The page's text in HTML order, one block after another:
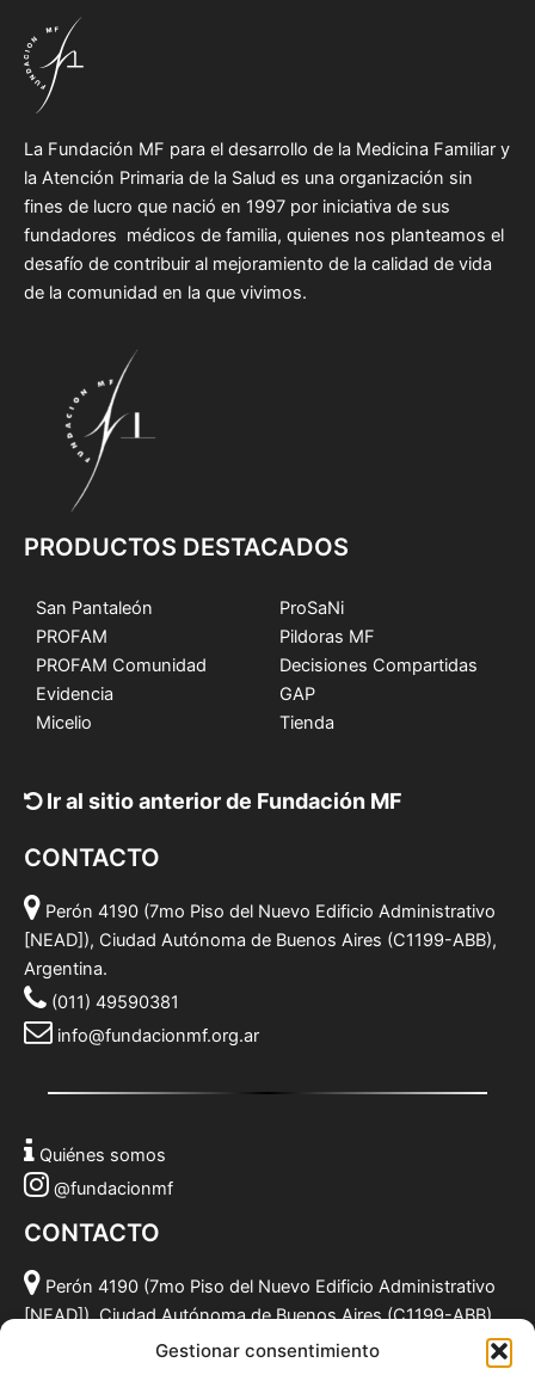
Gestionar consentimiento
La Fundación MF para el desarrollo de la Medicina Familiar y
la Atención Primaria de la Salud es una organización sin
fines de lucro que nació en 1997 por iniciativa de sus
fundadores médicos de familia, quienes nos planteamos el
desafío de contribuir al mejoramiento de la calidad de vida
de la comunidad en la que vivimos.
PRODUCTOS DESTACADOS
San Pantaleón
PROFAM
PROFAM Comunidad
Evidencia
Micelio
ProSaNi
Pildoras MF
Decisiones Compartidas
GAP
Tienda
Ir al sitio anterior de Fundación MF
CONTACTO
Perón 4190 (7mo Piso del Nuevo Edificio Administrativo
[NEAD]), Ciudad Autónoma de Buenos Aires (C1199-ABB),
Argentina.
(011) 49590381
info@fundacionmf.org.ar
Quiénes somos
@fundacionmf
CONTACTO
Perón 4190 (7mo Piso del Nuevo Edificio Administrativo
[NEAD]), Ciudad Autónoma de Buenos Aires (C1199-ABB),